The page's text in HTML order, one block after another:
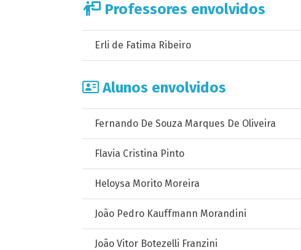
Professores envolvidos
Erli de Fatima Ribeiro
Alunos envolvidos
Fernando De Souza Marques De Oliveira
Flavia Cristina Pinto
Heloysa Morito Moreira
João Pedro Kauffmann Morandini
João Vitor Botezelli Franzini